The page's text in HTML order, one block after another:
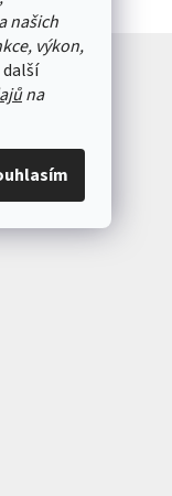
našich
výkon,
další
na